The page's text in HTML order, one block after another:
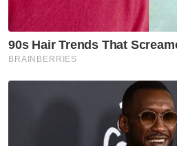
Sukan
Gol
ASEAN 2026
Aliff Rakib
Prajanchai